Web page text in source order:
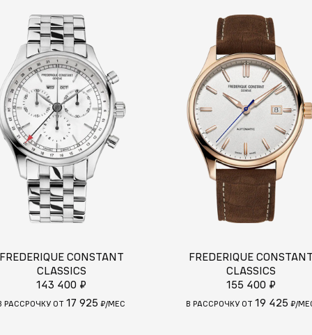
FREDERIQUE CONSTANT
CLASSICS
143 400 ₽
РАССРОЧКУ ОТ 17 925 ₽/МЕС
FREDERIQUE CONSTANT
CLASSICS
155 400 ₽
В РАССРОЧКУ ОТ 19 425 ₽/